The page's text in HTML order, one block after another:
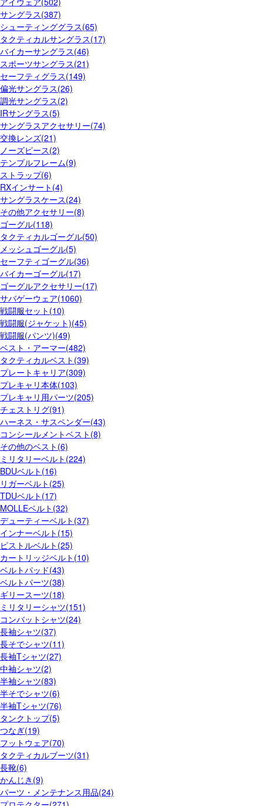
サングラス(387)
シューティンググラス(65)
タクティカルサングラス(17)
バイカーサングラス(46)
スポーツサングラス(21)
セーフティグラス(149)
偏光サングラス(26)
調光サングラス(2)
IRサングラス(5)
サングラスアクセサリー(74)
交換レンズ(21)
ノーズピース(2)
テンプルフレーム(9)
ストラップ(6)
RXインサート(4)
サングラスケース(24)
その他アクセサリー(8)
ゴーグル(118)
タクティカルゴーグル(50)
メッシュゴーグル(5)
セーフティゴーグル(36)
バイカーゴーグル(17)
ゴーグルアクセサリー(17)
サバゲーウェア(1060)
戦闘服セット(10)
戦闘服(ジャケット)(45)
戦闘服(パンツ)(49)
ベスト・アーマー(482)
タクティカルベスト(39)
プレートキャリア(309)
プレキャリ本体(103)
プレキャリ用パーツ(205)
チェストリグ(91)
ハーネス・サスペンダー(43)
コンシールメントベスト(8)
その他のベスト(6)
ミリタリーベルト(224)
BDUベルト(16)
リガーベルト(25)
TDUベルト(17)
MOLLEベルト(32)
デューティーベルト(37)
インナーベルト(15)
ピストルベルト(25)
カートリッジベルト(10)
ベルトパッド(43)
ベルトパーツ(38)
ギリースーツ(18)
ミリタリーシャツ(151)
コンバットシャツ(24)
長袖シャツ(37)
長そでシャツ(11)
長袖Tシャツ(27)
中袖シャツ(2)
半袖シャツ(83)
半そでシャツ(6)
半袖Tシャツ(76)
タンクトップ(5)
つなぎ(19)
フットウェア(70)
タクティカルブーツ(31)
長靴(6)
かんじき(9)
パーツ・メンテナンス用品(24)